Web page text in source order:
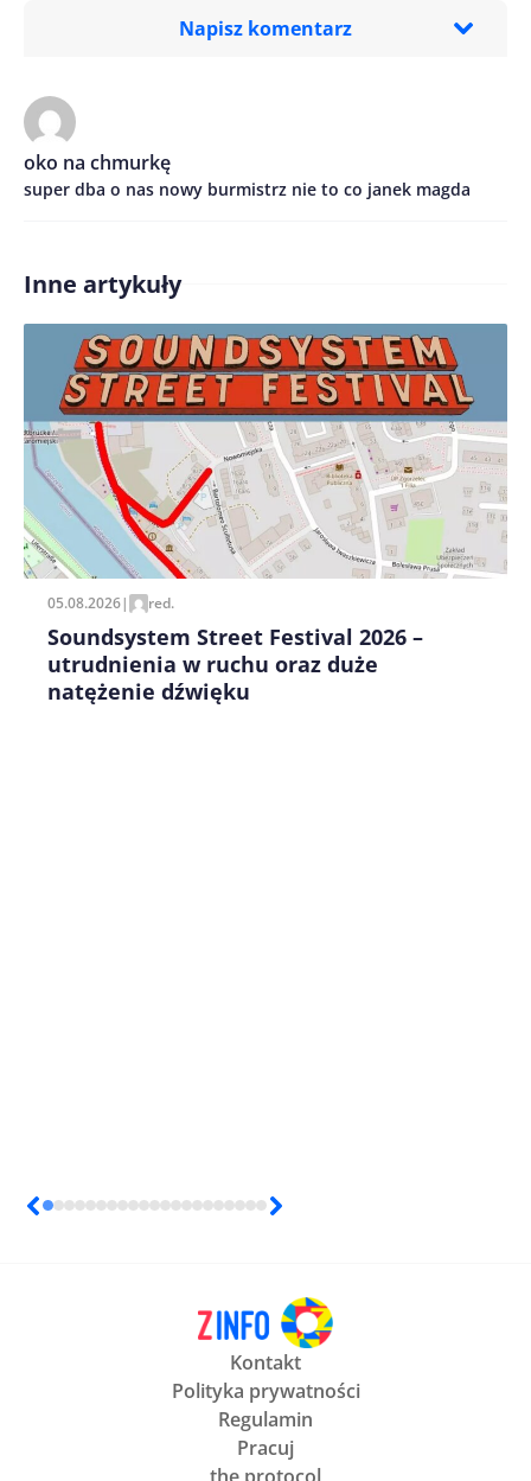
Napisz komentarz
Treść komentarza*
Imię/ Nick*
Zapamiętaj moje dane w tej przeglądarce podczas
pisania kolejnych komentarzy.
oko na chmurkę
super dba o nas nowy burmistrz nie to co janek magda
Inne artykuły
05.08.2026| red.
Soundsystem Street Festival 2026 –
utrudnienia w ruchu oraz duże
natężenie dźwięku
Kontakt
Polityka prywatności
Regulamin
Pracuj